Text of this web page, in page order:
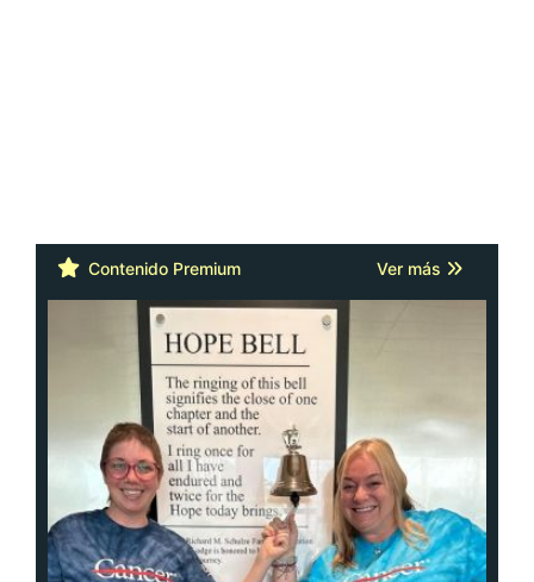
Contenido Premium Ver más